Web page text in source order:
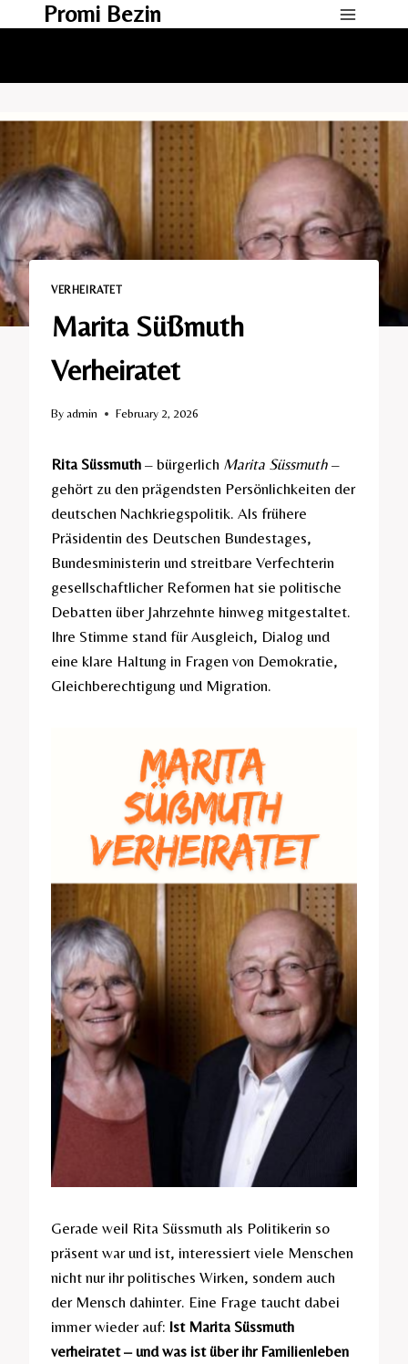
Promi Bezin
VERHEIRATET​
Marita Süßmuth
Verheiratet
Byadmin February 2, 2026
Rita Süssmuth – bürgerlich Marita Süssmuth –
gehört zu den prägendsten Persönlichkeiten der
deutschen Nachkriegspolitik. Als frühere
Präsidentin des Deutschen Bundestages,
Bundesministerin und streitbare Verfechterin
gesellschaftlicher Reformen hat sie politische
Debatten über Jahrzehnte hinweg mitgestaltet.
Ihre Stimme stand für Ausgleich, Dialog und
eine klare Haltung in Fragen von Demokratie,
Gleichberechtigung und Migration.
Gerade weil Rita Süssmuth als Politikerin so
präsent war und ist, interessiert viele Menschen
nicht nur ihr politisches Wirken, sondern auch
der Mensch dahinter. Eine Frage taucht dabei
immer wieder auf: Ist Marita Süssmuth
verheiratet – und was ist über ihr Familienleben